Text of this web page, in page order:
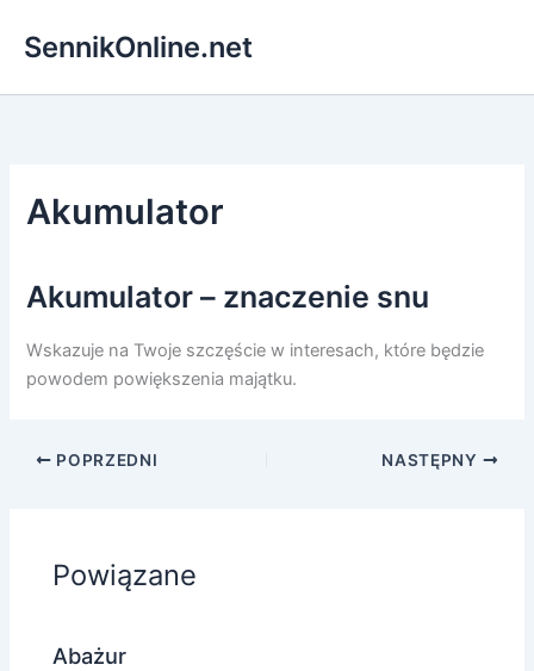
SennikOnline.net
Akumulator
Akumulator – znaczenie snu
Wskazuje na Twoje szczęście w interesach, które będzie
powodem powiększenia majątku.
POPRZEDNI NASTĘPNY
Powiązane
Abażur